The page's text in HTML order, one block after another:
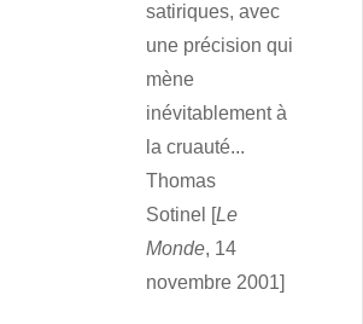
satiriques, avec
une précision qui
mène
inévitablement à
la cruauté...
Thomas
Sotinel [Le
Monde, 14
novembre 2001]